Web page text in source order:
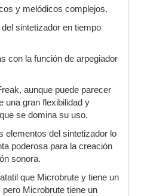
y melódicos complejos.
sintetizador en tiempo
con la función de arpegiador
aunque puede parecer
una gran flexibilidad y
se domina su uso.
elementos del sintetizador lo
poderosa para la creación
sonora.
que Microbrute y tiene un
Microbrute tiene un